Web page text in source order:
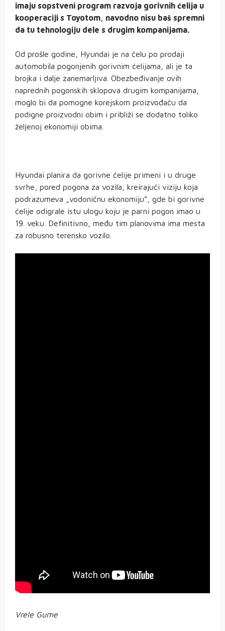
imaju sopstveni program razvoja gorivnih ćelija u
kooperaciji s Toyotom, navodno nisu baš spremni
da tu tehnologiju dele s drugim kompanijama.
Od prošle godine, Hyundai je na čelu po prodaji
automobila pogonjenih gorivnim ćelijama, ali je ta
brojka i dalje zanemarljiva. Obezbeđivanje ovih
naprednih pogonskih sklopova drugim kompanijama,
moglo bi da pomogne korejskom proizvođaču da
podigne proizvodni obim i približi se dodatno toliko
željenoj ekonomiji obima.
Hyundai planira da gorivne ćelije primeni i u druge
svrhe, pored pogona za vozila, kreirajući viziju koja
podrazumeva „vodoničnu ekonomiju“, gde bi gorivne
ćelije odigrale istu ulogu koju je parni pogon imao u
19. veku. Definitivno, među tim planovima ima mesta
za robusno terensko vozilo.
Vrele Gume